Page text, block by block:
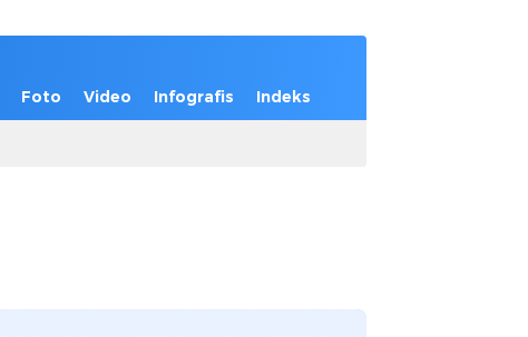
Foto Video Infografis Indeks